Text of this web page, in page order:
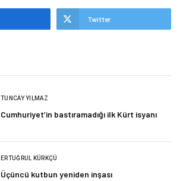
Twitter
TUNCAY YILMAZ
Cumhuriyet’in bastıramadığı ilk Kürt isyanı
ERTUĞRUL KÜRKÇÜ
Üçüncü kutbun yeniden inşası